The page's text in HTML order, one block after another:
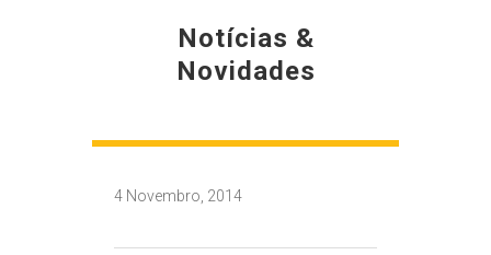
Notícias &
Novidades
4 Novembro, 2014